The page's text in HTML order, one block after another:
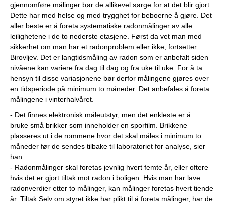
gjennomføre målinger bør de allikevel sørge for at det blir gjort.
Dette har med helse og med trygghet for beboerne å gjøre. Det
aller beste er å foreta systematiske radonmålinger av alle
leilighetene i de to nederste etasjene. Først da vet man med
sikkerhet om man har et radonproblem eller ikke, fortsetter
Birovljev. Det er langtidsmåling av radon som er anbefalt siden
nivåene kan variere fra dag til dag og fra uke til uke. For å ta
hensyn til disse variasjonene bør derfor målingene gjøres over
en tidsperiode på minimum to måneder. Det anbefales å foreta
målingene i vinterhalvåret.
- Det finnes elektronisk måleutstyr, men det enkleste er å
bruke små brikker som inneholder en sporfilm. Brikkene
plasseres ut i de rommene hvor det skal måles i minimum to
måneder før de sendes tilbake til laboratoriet for analyse, sier
han.
- Radonmålinger skal foretas jevnlig hvert femte år, eller oftere
hvis det er gjort tiltak mot radon i boligen. Hvis man har lave
radonverdier etter to målinger, kan målinger foretas hvert tiende
år. Tiltak Selv om styret ikke har plikt til å foreta målinger, har de